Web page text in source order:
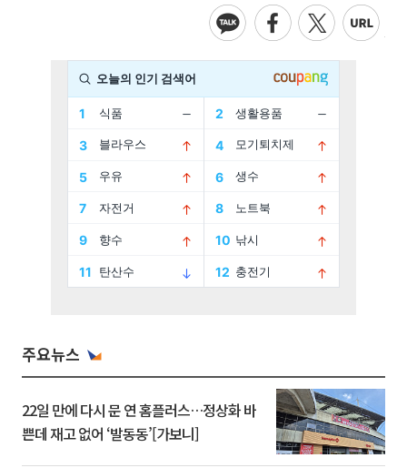
주요뉴스
22일 만에 다시 문 연 홈플러스…정상화 바
쁜데 재고 없어 ‘발동동’[가보니]